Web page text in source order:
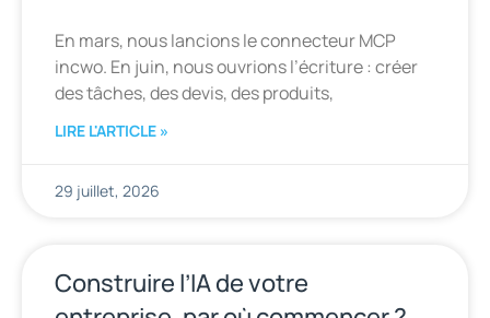
En mars, nous lancions le connecteur MCP
incwo. En juin, nous ouvrions l’écriture : créer
des tâches, des devis, des produits,
LIRE L'ARTICLE »
29 juillet, 2026
Construire l’IA de votre